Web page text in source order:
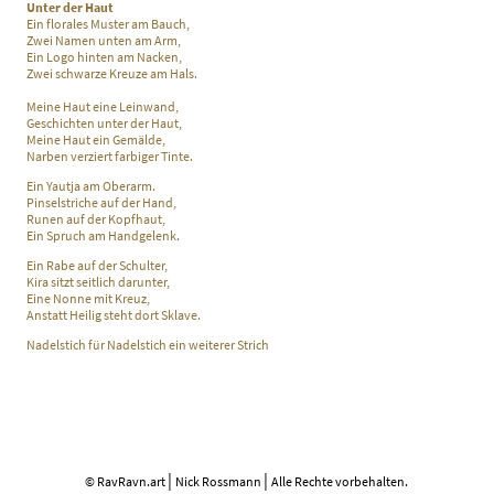
Unter der Haut
Ein florales Muster am Bauch,
Zwei Namen unten am Arm,
Ein Logo hinten am Nacken,
Zwei schwarze Kreuze am Hals.
Meine Haut eine Leinwand,
Geschichten unter der Haut,
Meine Haut ein Gemälde,
Narben verziert farbiger Tinte.
Ein Yautja am Oberarm.
Pinselstriche auf der Hand,
Runen auf der Kopfhaut,
Ein Spruch am Handgelenk.
Ein Rabe auf der Schulter,
Kira sitzt seitlich darunter,
Eine Nonne mit Kreuz,
Anstatt Heilig steht dort Sklave.
Nadelstich für Nadelstich ein weiterer Strich
© RavRavn.art | Nick Rossmann | Alle Rechte vorbehalten.